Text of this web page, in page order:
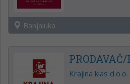
Banjaluka
Krajina klas d.o.o.